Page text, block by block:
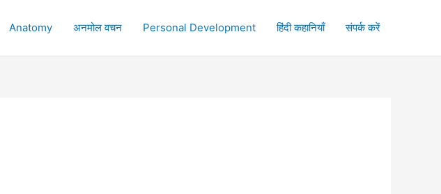
Anatomy अनमोल वचन Personal Development हिंदी कहानियाँ संपर्क करें